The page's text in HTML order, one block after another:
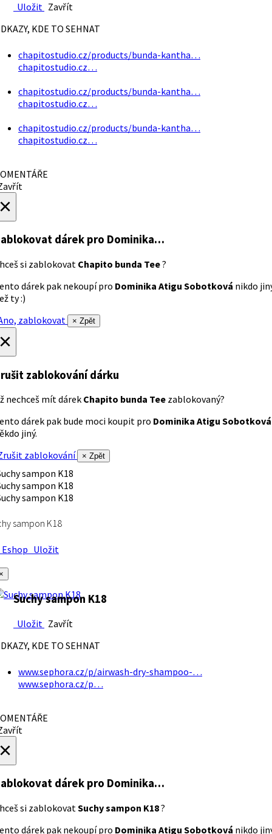
Uložit Zavřít
KDE TO SEHNAT
chapitostudio.cz/products/bunda-kantha…
chapitostudio.cz…
chapitostudio.cz/products/bunda-kantha…
chapitostudio.cz…
chapitostudio.cz/products/bunda-kantha…
chapitostudio.cz…
dárek pro Dominika…
si zablokovat Chapito bunda Tee?
dárek pak nekoupí pro Dominika Atigu Sobotková nikdo
ty :)
zablokovat
× Zpět
zablokování dárku
nechceš mít dárek Chapito bunda Tee zablokovaný?
dárek pak bude moci koupit pro Dominika Atigu Sobotková
jiný.
zablokování
× Zpět
sampon K18
Uložit
Suchy sampon K18
Uložit Zavřít
KDE TO SEHNAT
www.sephora.cz/p/airwash-dry-shampoo-…
www.sephora.cz/p…
dárek pro Dominika…
si zablokovatSuchy sampon K18?
dárek pak nekoupí pro Dominika Atigu Sobotková nikdo